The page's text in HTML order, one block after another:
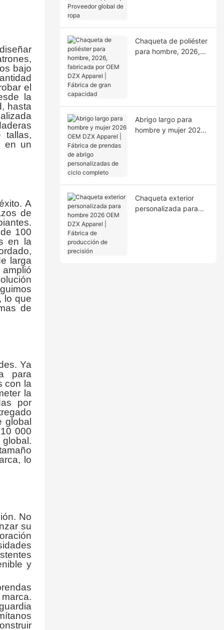
bajo
el
la
hasta
tallas,
en un
A
de
100
en la
larga
lo que
de
Ya
para
con la
la
por
global
000
lo
No
su
y
Chaqueta de poliéster
para hombre, 2026,
Abrigo largo para
hombre y mujer 2026
Chaqueta exterior
personalizada para